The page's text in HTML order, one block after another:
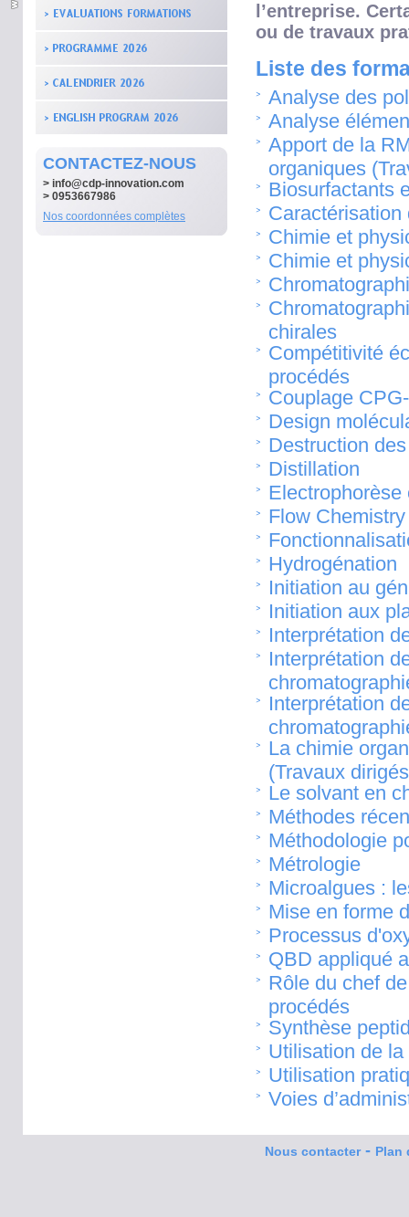
CONTACTEZ-NOUS
> info@cdp-innovation.com
> 0953667986
Nos coordonnées complètes
l’entreprise.
ou de travaux
Liste des
Analyse des
Analyse
Apport de la
organiques
Biosurfactants
Chimie et
Chimie et
chirales
Compétitivité
procédés
Couplage
Design
Destruction
Distillation
Electrophorèse
Flow
Hydrogénation
Initiation au
Initiation aux
Interprétation
Interprétation
Interprétation
La chimie
(Travaux
Le solvant en
Méthodes
Méthodologie
Métrologie
Microalgues :
Mise en forme
Processus
QBD appliqué
Rôle du chef
procédés
Synthèse
Utilisation de
Utilisation
Voies
Nous contacter- Plan